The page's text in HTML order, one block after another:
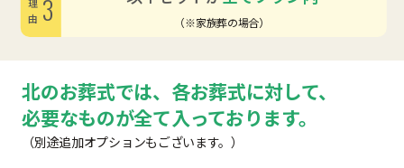
（※家族葬の場合）
理由3
北のお葬式では、各お葬式に対して、
必要なものが全て入っております。
（別途追加オプションもございます。）